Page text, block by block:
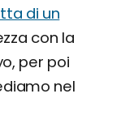
di un
con la
per poi
nel